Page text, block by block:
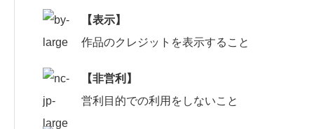
【表示】
作品のクレジットを表示すること
【非営利】
営利目的での利用をしないこと